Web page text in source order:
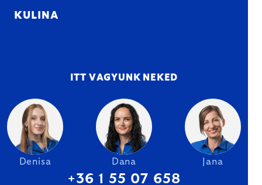
KULINA
ITT VAGYUNK NEKED
Denisa Dana Jana
+36 1 55 07 658